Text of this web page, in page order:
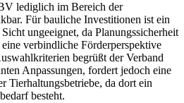
lediglich im Bereich der
Für bauliche Investitionen ist ein
ungeeignet, da Planungssicherheit
verbindliche Förderperspektive
begrüßt der Verband
Anpassungen, fordert jedoch eine
Tierhaltungsbetriebe, da dort ein
besteht.